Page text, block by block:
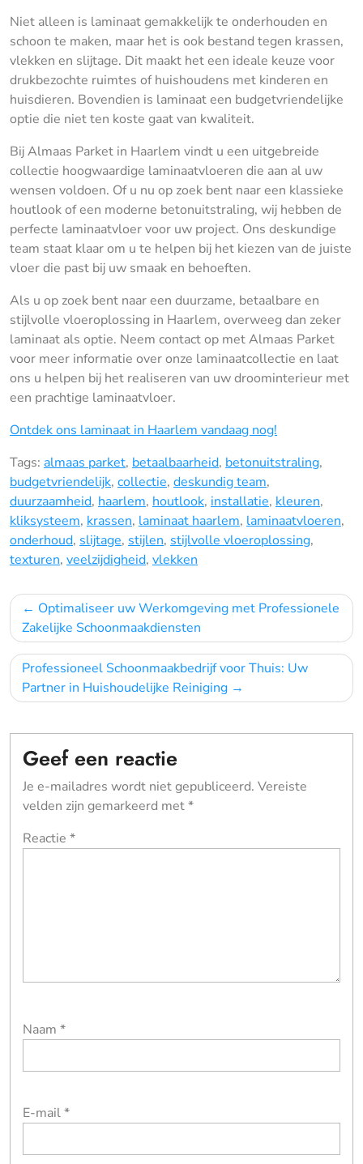
Niet alleen is laminaat gemakkelijk te onderhouden en
schoon te maken, maar het is ook bestand tegen krassen,
vlekken en slijtage. Dit maakt het een ideale keuze voor
drukbezochte ruimtes of huishoudens met kinderen en
huisdieren. Bovendien is laminaat een budgetvriendelijke
optie die niet ten koste gaat van kwaliteit.
Bij Almaas Parket in Haarlem vindt u een uitgebreide
collectie hoogwaardige laminaatvloeren die aan al uw
wensen voldoen. Of u nu op zoek bent naar een klassieke
houtlook of een moderne betonuitstraling, wij hebben de
perfecte laminaatvloer voor uw project. Ons deskundige
team staat klaar om u te helpen bij het kiezen van de juiste
vloer die past bij uw smaak en behoeften.
Als u op zoek bent naar een duurzame, betaalbare en
stijlvolle vloeroplossing in Haarlem, overweeg dan zeker
laminaat als optie. Neem contact op met Almaas Parket
voor meer informatie over onze laminaatcollectie en laat
ons u helpen bij het realiseren van uw droominterieur met
een prachtige laminaatvloer.
Ontdek ons laminaat in Haarlem vandaag nog!
Tags: almaas parket, betaalbaarheid, betonuitstraling,
budgetvriendelijk, collectie, deskundig team,
duurzaamheid, haarlem, houtlook, installatie, kleuren,
kliksysteem, krassen, laminaat haarlem, laminaatvloeren,
onderhoud, slijtage, stijlen, stijlvolle vloeroplossing,
texturen, veelzijdigheid, vlekken
Bericht
navigatie
Optimaliseer uw Werkomgeving met Professionele
Zakelijke Schoonmaakdiensten
Professioneel Schoonmaakbedrijf voor Thuis: Uw
Partner in Huishoudelijke Reiniging
Geef een reactie
Je e-mailadres wordt niet gepubliceerd. Vereiste
velden zijn gemarkeerd met*
Reactie *
Naam *
E-mail*